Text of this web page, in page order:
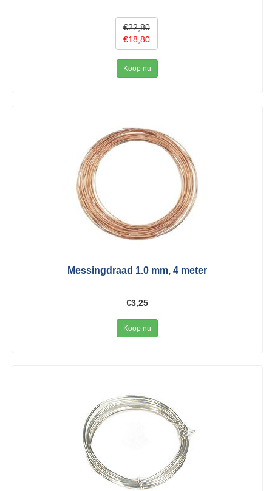
€22,80
€18,80
Koop nu
Messingdraad 1.0 mm, 4 meter
€3,25
Koop nu